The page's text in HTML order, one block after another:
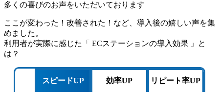
多くの喜びのお声をいただいております
ここが変わった！改善された！など、導入後の嬉しい声を集
めました。
利用者が実際に感じた「 ECステーションの導入効果 」と
は？
スピードUP 効率UP リピート率UP